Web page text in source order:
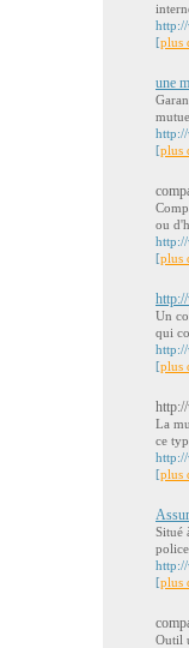
http://
[plus
une
http://
[plus
ou
[plus
Un
qui
[plus
La
ce
[plus
Situé
http://
[plus
Outil